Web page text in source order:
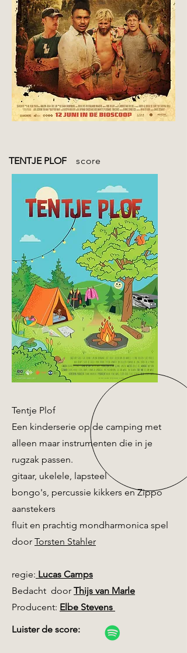
TENTJE PLOF score
Tentje Plof
Een kinderserie op de camping met
alleen maar instrumenten die in je
rugzak passen.
gitaar, ukelele, lapsteel
bongo's, percussie kikkers en Zippo
aanstekers
fluit en prachtig mondharmonica spel
door Torsten Stahler
regie: Lucas Camps
Bedacht door Thijs van Marle
Producent: Elbe Stevens
Luister de score: